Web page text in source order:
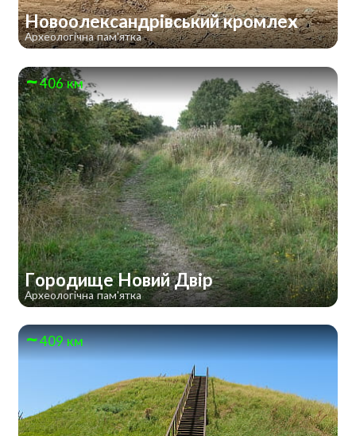
Новоолександрівський кромлех
Археологічна пам'ятка
406 км
Городище Новий Двір
Археологічна пам'ятка
409 км